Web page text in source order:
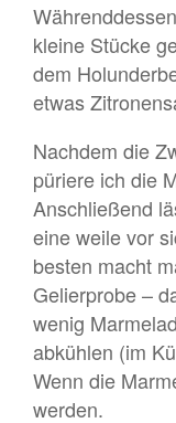
kleine Stücke
dem
etwas
Nachdem die
püriere ich die
Anschließend
eine weile vor
besten macht
Gelierprobe –
wenig
abkühlen (im
Wenn die
werden.